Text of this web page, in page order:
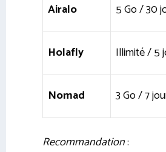
Airalo 5 Go / 30
Holafly
Illimité / 5
Nomad 3 Go / 7
Recommandation: